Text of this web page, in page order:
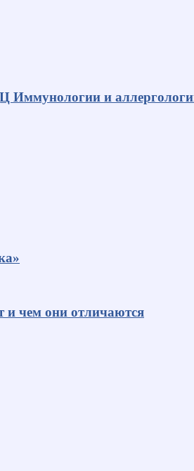
Иммунологии и
и чем они отличаются